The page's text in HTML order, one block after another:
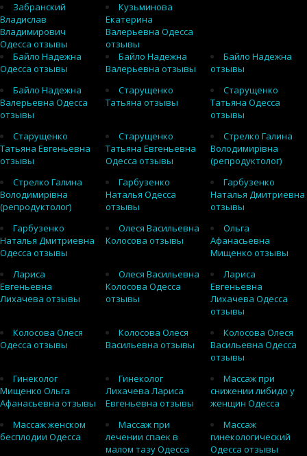
Забранский
Владислав
Владимирович
Одесса отзывы
Кузьминова
Екатерина
Валерьевна Одесса
отзывы
Байло Надежна
Одесса отзывы
Байло Надежна
Валерьевна отзывы
Байло Надежна
отзывы
Байло Надежна
Валерьевна Одесса
отзывы
Старущенко
Татьяна отзывы
Старущенко
Татьяна Одесса
отзывы
Старущенко
Татьяна Евгеньевна
отзывы
Старущенко
Татьяна Евгеньевна
Одесса отзывы
Стрелко Галина
Володимирівна
(репродуктолог)
Стрелко Галина
Володимирівна
(репродуктолог)
Гарбузенко
Наталья Одесса
отзывы
Гарбузенко
Наталья Дмитриевна
отзывы
Гарбузенко
Наталья Дмитриевна
Одесса отзывы
Олеся Васильевна
Колосова отзывы
Ольга
Афанасьевна
Мищенко отзывы
Лариса
Евгеньевна
Лихачева отзывы
Олеся Васильевна
Колосова Одесса
отзывы
Лариса
Евгеньевна
Лихачева Одесса
отзывы
Колосова Олеся
Одесса отзывы
Колосова Олеся
Васильевна отзывы
Колосова Олеся
Васильевна Одесса
отзывы
Гинеколог
Мищенко Ольга
Афанасьевна отзывы
Гинеколог
Лихачева Лариса
Евгеньевна отзывы
Массаж при
снижении либидо у
женщин Одесса
Массаж женском
бесплодии Одесса
Массаж при
лечении спаек в
малом тазу Одесса
Массаж
гинекологический
Одесса отзывы